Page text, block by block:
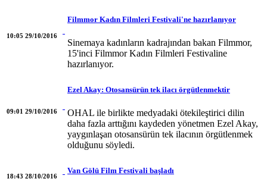
10:05 29/10/2016
Filmmor Kadın Filmleri Festivali'ne hazırlanıyor
Sinemaya kadınların kadrajından bakan Filmmor,
15'inci Filmmor Kadın Filmleri Festivaline
hazırlanıyor.
09:01 29/10/2016
Ezel Akay: Otosansürün tek ilacı örgütlenmektir
OHAL ile birlikte medyadaki ötekileştirici dilin
daha fazla arttığını kaydeden yönetmen Ezel Akay,
yaygınlaşan otosansürün tek ilacının örgütlenmek
olduğunu söyledi.
18:43 28/10/2016
Van Gölü Film Festivali başladı